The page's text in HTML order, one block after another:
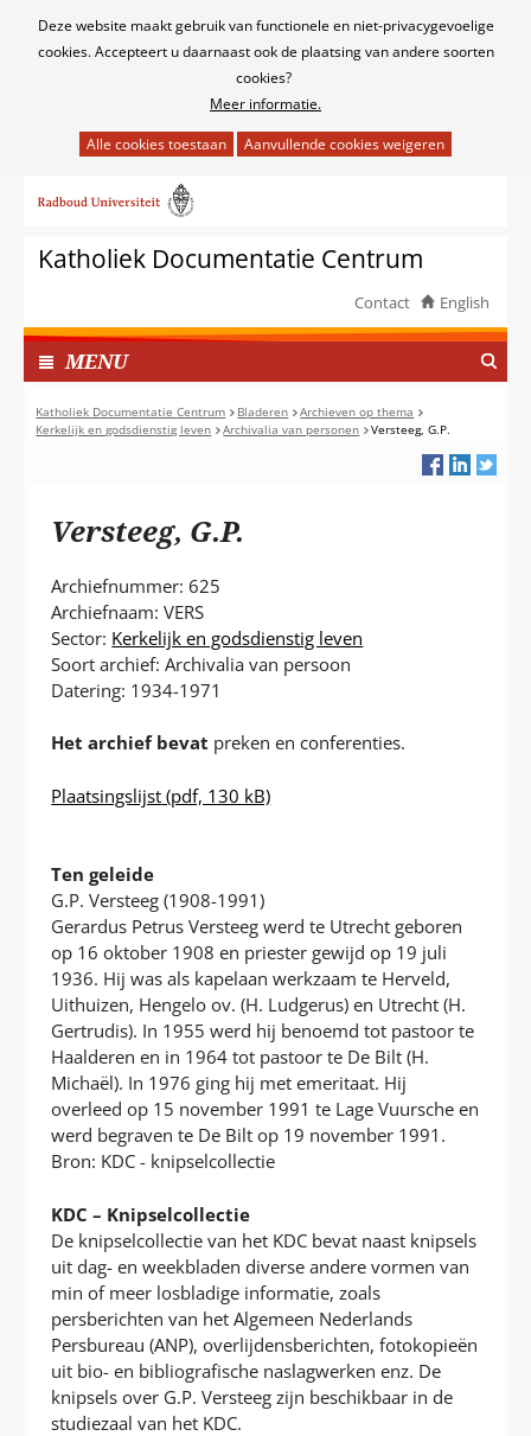
Cookies
Deze website maakt gebruik van functionele en niet-privacygevoelige
cookies. Accepteert u daarnaast ook de plaatsing van andere soorten
cookies?
Meer informatie.
het
van
cookies
deze
website
worden
toegestaan
of
naar
inhoudKatholiek Documentatie Centrum
Contact English
MENUI
N
G
E
P
Katholiek Documentatie Centrum Bladeren
Archieven op thema
Kerkelijk en godsdienstig leven
Archivalia van personen Versteeg, G.P.
Versteeg, G.P.
Archiefnummer: 625
Archiefnaam: VERS
Sector: Kerkelijk en godsdienstig leven
Soort archief: Archivalia van persoon
Datering: 1934-1971
Het archief bevat preken en conferenties.
Plaatsingslijst (pdf, 130 kB)
Ten geleide
G.P. Versteeg (1908-1991)
Gerardus Petrus Versteeg werd te Utrecht geboren
op 16 oktober 1908 en priester gewijd op 19 juli
1936. Hij was als kapelaan werkzaam te Herveld,
Uithuizen, Hengelo ov. (H. Ludgerus) en Utrecht (H.
Gertrudis). In 1955 werd hij benoemd tot pastoor te
Haalderen en in 1964 tot pastoor te De Bilt (H.
Michaël). In 1976 ging hij met emeritaat. Hij
overleed op 15 november 1991 te Lage Vuursche en
werd begraven te De Bilt op 19 november 1991.
Bron: KDC - knipselcollectie
KDC – Knipselcollectie
De knipselcollectie van het KDC bevat naast knipsels
uit dag- en weekbladen diverse andere vormen van
min of meer losbladige informatie, zoals
persberichten van het Algemeen Nederlands
Persbureau (ANP), overlijdensberichten, fotokopieën
uit bio- en bibliografische naslagwerken enz. De
knipsels over G.P. Versteeg zijn beschikbaar in de
studiezaal van het KDC.